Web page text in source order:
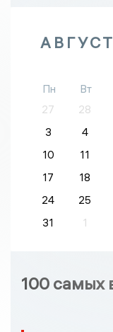
АВГУСТ
Пн Вт
27
28
3
4
10
11
17
18
24
25
31
1
100 самых